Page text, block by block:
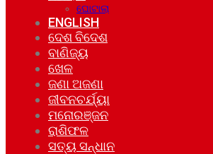
ଘୋଟାଲା
ENGLISH
ଦେଶ ବିଦେଶ
ବାଣିଜ୍ୟ
ଖେଳ
ଜଣା ଅଜଣା
ଜୀବନଚର୍ଯ୍ୟା
ମନୋରଞ୍ଜନ
ରାଶିଫଳ
ସତ୍ୟ ସନ୍ଧାନ